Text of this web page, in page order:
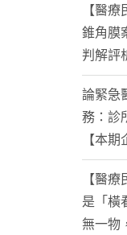
【醫
錐角膜
判解評
論緊急
務：診
【本期
【醫
是「橫
無一物